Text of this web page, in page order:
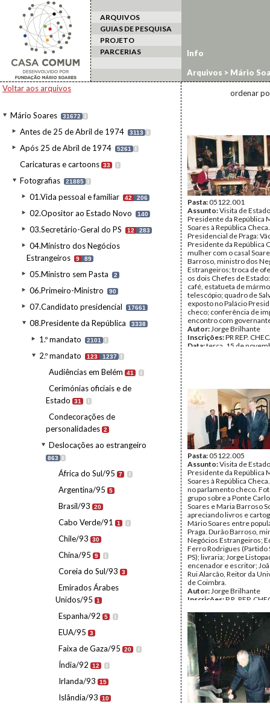
ARQUIVOS
GUIAS DE PESQUISA
PROJETO
PARCERIAS
Voltar aos arquivos
Mário Soares 31672 I
Antes de 25 de Abril de 1974 3113 I
Após 25 de Abril de 1974 5261 I
Caricaturas e cartoons 33 I
Fotografias 21885 I
01.Vida pessoal e familiar 42 206
02.Opositor ao Estado Novo 140
03.Secretário-Geral do PS 12 283
04.Ministro dos Negócios
Estrangeiros
9 89
05.Ministro sem Pasta 2
06.Primeiro-Ministro 90
07.Candidato presidencial 17661
08.Presidente da República 3338
1.º mandato 2101 I
2.º mandato 123 1237 I
Audiências em Belém 41 I
Cerimónias oficiais e de
Estado
31 I
Condecorações de
personalidades 2
Deslocações ao estrangeiro
863 I
África do Sul/95 7 I
Argentina/95 5
Brasil/93 20
Cabo Verde/91 1 I
Chile/93 30
China/95 9 I
Coreia do Sul/93 3
Emirados Árabes
Unidos/95
1
Espanha/92 5 I
EUA/95 3
Faixa de Gaza/95 20 I
Índia/92 12 I
Irlanda/93 15
Islândia/93 10
Info
Arquivos > Mário
estrangeiro>
ordenar
Pasta:05122.001
Assunto:Visita de
Presidente da República
Soares à República
Presidencial de Praga:
Presidente da República
mulher com o casal
Barroso, ministro dos
Estrangeiros; troca de
os dois Chefes de
café, estatueta de
telescópio; quadro de
exposto no Palácio
checo; conferência de
encontro com
Autor:Jorge Brilhante
Inscrições:PR REP.
Data:terça, 15 de
Pasta:05122.005
Assunto:Visita de
Presidente da República
Soares à República
no parlamento checo.
grupo sobre a Ponte
Soares e Maria Barroso
apreciando livros e
Mário Soares entre
Praga. Durão Barroso,
Negócios Estrangeiros;
Ferro Rodrigues (Partido
PS); livraria; Jorge
encenador e escritor;
Rui Alarcão, Reitor da
de Coimbra.
Autor:Jorge Brilhante
Inscrições:P.R. REP.
- quinta, 17 de novembro
Fundo: AMS - Arquivo
Tipo Documental:
Página(s):34